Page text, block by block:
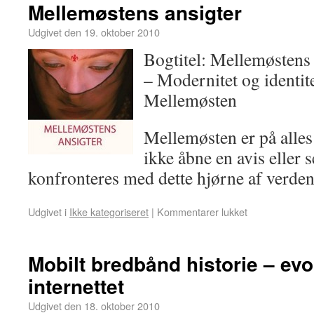
Mellemøstens ansigter
Udgivet den 19. oktober 2010
Bogtitel:
– Modernitet og
Mellemøsten
Mellemøsten er på
ikke åbne en avis eller
konfronteres med dette hjørne af
Udgivet i Ikke kategoriseret | Kommentarer lukket
Mobilt bredbånd historie –
internettet
Udgivet den 18. oktober 2010